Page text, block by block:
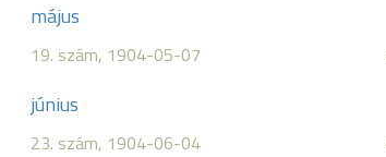
május
19. szám, 1904-05-07
június
23. szám, 1904-06-04